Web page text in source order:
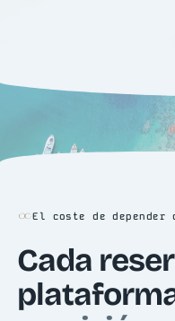
El coste de depender
Cada